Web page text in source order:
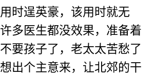
时逞英豪，该用时就无
多医生都没效果，准备着
要孩子了，老太太苦愁了
出个主意来，让北郊的干